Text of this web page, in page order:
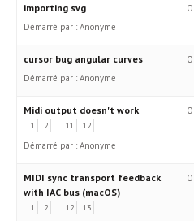
importing svg
Démarré par : Anonyme
0
cursor bug angular curves
Démarré par : Anonyme
0
Midi output doesn't work
1 2 … 11 12
Démarré par : Anonyme
0
MIDI sync transport feedback
with IAC bus (macOS)
1 2 … 12 13
0